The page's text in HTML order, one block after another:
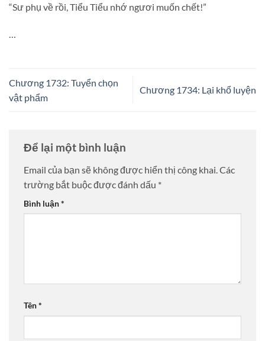
“Sư phụ về rồi, Tiểu Tiểu nhớ ngươi muốn chết!”
Chương 1732: Tuyển chọn
vật phẩm
Chương 1734: Lại khổ luyện
Để lại một bình luận
Email của bạn sẽ không được hiển thị công khai. Các
trường bắt buộc được đánh dấu *
Bình luận*
Tên*